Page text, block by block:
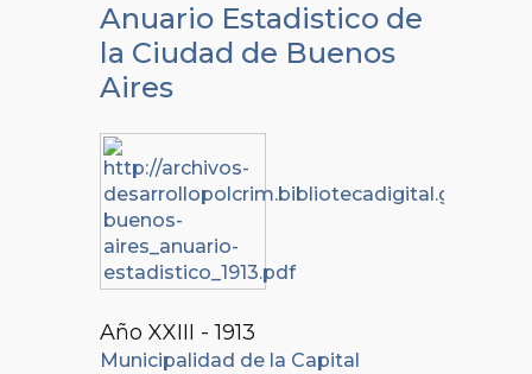
Anuario Estadistico de
la Ciudad de Buenos
Aires
Año XXIII - 1913
Municipalidad de la Capital